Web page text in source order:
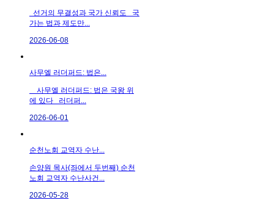
선거의 무결성과 국가 신뢰도 국
가는 법과 제도만...
2026-06-08
사무엘 러더퍼드: 법은...
사무엘 러더퍼드: 법은 국왕 위
에 있다 러더퍼...
2026-06-01
순천노회 교역자 수난...
손양원 목사(좌에서 두번째) 순천
노회 교역자 수난사건...
2026-05-28